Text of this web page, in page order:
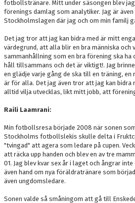
fotbollstränare. Mitt under säsongen blev jag
förenings damlag som analytiker. Jag är
Stockholmslagen där jag och om min familj
Det jag tror att jag kan bidra med är mitt
värdegrund, att alla blir en bra människa och
sammanhållning som en bra förening ska ha
håll tillsammans och det är viktigt!. Jag
en glädje varje gång de ska till en träning,
är för alla. Det jag även tror att jag kan bidra
alltid vilja utvecklas, likt mitt jobb, att
Raili Laamrani:
Min fotbollsresa började 2008 när sonen
Stockholms fotbollslekis skulle delta i
"tvingad" att agera som ledare på cupen.
att räcka upp handen och blev en av tre
01. Jag blev kvar sex år i laget och ångrar
även hand om nya föräldratränare som
även ungdomsledare.
Sonen valde så småningom att gå till